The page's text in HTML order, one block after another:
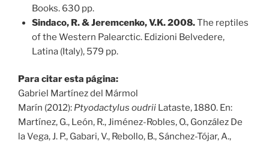
Books. 630 pp.
Sindaco, R. & Jeremcenko, V.K. 2008.The reptiles
of the Western Palearctic. Edizioni Belvedere,
Latina (Italy), 579 pp.
Para citar esta página:
Gabriel Martínez del Mármol
Marín (2012): Ptyodactylus oudrii Lataste, 1880. En:
Martínez, G., León, R., Jiménez-Robles, O., González De
la Vega, J. P., Gabari, V., Rebollo, B., Sánchez-Tójar, A.,